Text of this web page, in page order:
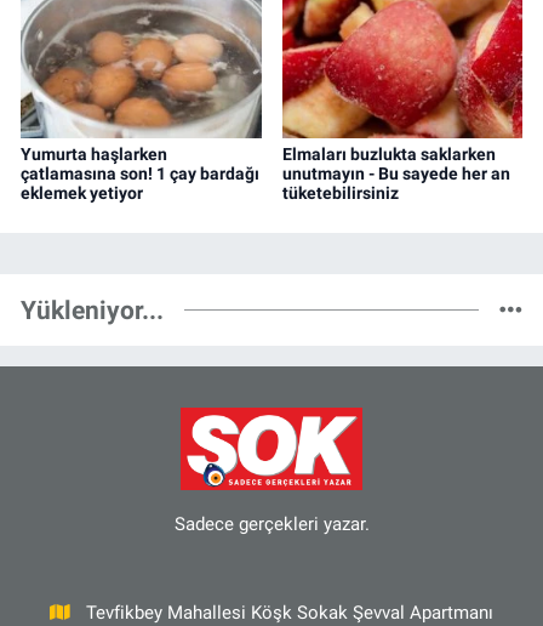
Yumurta haşlarken
çatlamasına son! 1 çay bardağı
eklemek yetiyor
Elmaları buzlukta saklarken
unutmayın - Bu sayede her an
tüketebilirsiniz
Yükleniyor...
Sadece gerçekleri yazar.
Tevfikbey Mahallesi Köşk Sokak Şevval Apartmanı